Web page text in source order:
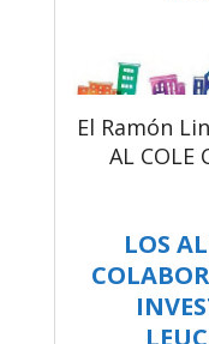
El Ramón
AL COLE
LOS